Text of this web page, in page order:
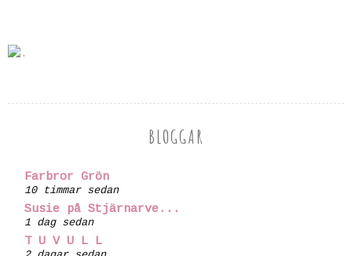
BLOGGAR
Farbror Grön
10 timmar sedan
Susie på Stjärnarve...
1 dag sedan
T U V U L L